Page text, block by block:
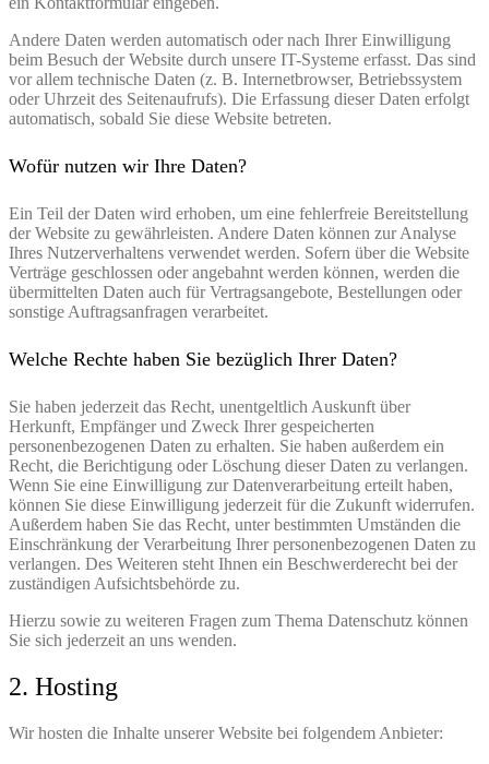
Andere Daten werden automatisch oder nach Ihrer Einwilligung
beim Besuch der Website durch unsere IT-Systeme erfasst. Das sind
vor allem technische Daten (z. B. Internetbrowser, Betriebssystem
oder Uhrzeit des Seitenaufrufs). Die Erfassung dieser Daten erfolgt
automatisch, sobald Sie diese Website betreten.
Wofür nutzen wir Ihre Daten?
Ein Teil der Daten wird erhoben, um eine fehlerfreie Bereitstellung
der Website zu gewährleisten. Andere Daten können zur Analyse
Ihres Nutzerverhaltens verwendet werden. Sofern über die Website
Verträge geschlossen oder angebahnt werden können, werden die
übermittelten Daten auch für Vertragsangebote, Bestellungen oder
sonstige Auftragsanfragen verarbeitet.
Welche Rechte haben Sie bezüglich Ihrer Daten?
Sie haben jederzeit das Recht, unentgeltlich Auskunft über
Herkunft, Empfänger und Zweck Ihrer gespeicherten
personenbezogenen Daten zu erhalten. Sie haben außerdem ein
Recht, die Berichtigung oder Löschung dieser Daten zu verlangen.
Wenn Sie eine Einwilligung zur Datenverarbeitung erteilt haben,
können Sie diese Einwilligung jederzeit für die Zukunft widerrufen.
Außerdem haben Sie das Recht, unter bestimmten Umständen die
Einschränkung der Verarbeitung Ihrer personenbezogenen Daten zu
verlangen. Des Weiteren steht Ihnen ein Beschwerderecht bei der
zuständigen Aufsichtsbehörde zu.
Hierzu sowie zu weiteren Fragen zum Thema Datenschutz können
Sie sich jederzeit an uns wenden.
2. Hosting
Wir hosten die Inhalte unserer Website bei folgendem Anbieter: